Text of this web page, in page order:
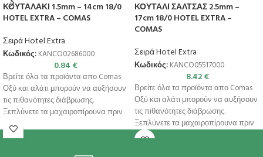
ΚΟΥΤΑΛΑΚΙ 1.5mm – 14cm 18/0
HOTEL EXTRA – COMAS
Σειρά Hotel Extra
Κωδικός: KANCO02686000
0.84 €
Βρείτε όλα τα προϊόντα απο Comas
Οξύ και αλάτι μπορούν να αυξήσουν
τις πιθανότητες διάβρωσης.
Ξεπλύνετε τα μαχαιροπίρουνα πριν
τα
ΚΟΥΤΑΛΙ ΣΑΛΤΣΑΣ 2.5mm –
17cm 18/0 HOTEL EXTRA –
COMAS
Σειρά Hotel Extra
Κωδικός: KANCO05517000
8.42€
Βρείτε όλα τα προϊόντα απο Comas
Οξύ και αλάτι μπορούν να αυξήσουν
τις πιθανότητες διάβρωσης.
Ξεπλύνετε τα μαχαιροπίρουνα πριν
τα